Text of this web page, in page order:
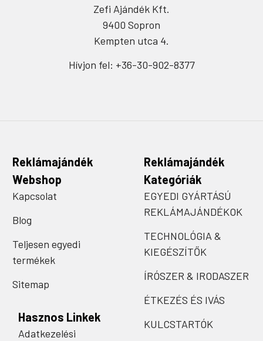
Zefi Ajándék Kft.
9400 Sopron
Kempten utca 4.
Hívjon fel: +36-30-902-8377
Reklámajándék
Webshop
Kapcsolat
Blog
Teljesen egyedi
termékek
Sitemap
Hasznos Linkek
Adatkezelési
Reklámajándék
Kategóriák
EGYEDI GYÁRTÁSÚ
REKLÁMAJÁNDÉKOK
TECHNOLÓGIA &
KIEGÉSZÍTŐK
ÍRÓSZER & IRODASZER
ÉTKEZÉS ÉS IVÁS
KULCSTARTÓK